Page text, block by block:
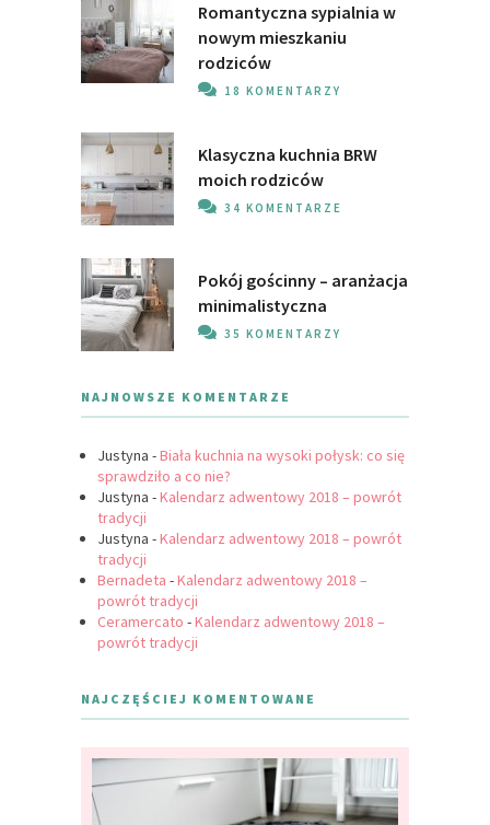
Romantyczna sypialnia w
nowym mieszkaniu
rodziców
18 KOMENTARZY
Klasyczna kuchnia BRW
moich rodziców
34 KOMENTARZE
Pokój gościnny – aranżacja
minimalistyczna
35 KOMENTARZY
NAJNOWSZE KOMENTARZE
Justyna -Biała kuchnia na wysoki połysk: co się
sprawdziło a co nie?
Justyna -Kalendarz adwentowy 2018 – powrót
tradycji
Justyna -Kalendarz adwentowy 2018 – powrót
tradycji
Bernadeta -Kalendarz adwentowy 2018 –
powrót tradycji
Ceramercato -Kalendarz adwentowy 2018 –
powrót tradycji
NAJCZĘŚCIEJ KOMENTOWANE